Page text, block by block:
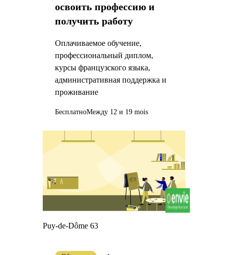
освоить профессию и
получить работу
Оплачиваемое обучение,
профессиональный диплом,
курсы французского языка,
административная поддержка и
проживание
БесплатноМежду 12 и 19 mois
Puy-de-Dôme 63